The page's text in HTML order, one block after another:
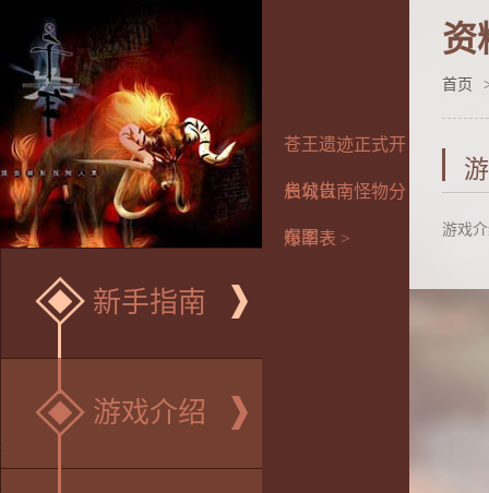
新手指南
游戏介绍
苍王遗迹正式开
启公告 >
长城以南怪物分
布图 >
爆率表 >
资
首页
游戏